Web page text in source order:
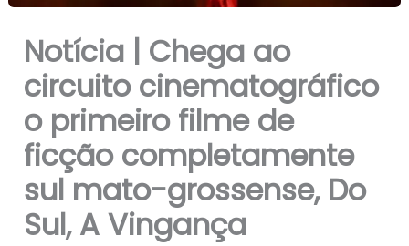
Notícia | Chega ao
circuito cinematográfico
o primeiro filme de
ficção completamente
sul mato-grossense, Do
Sul, A Vingança